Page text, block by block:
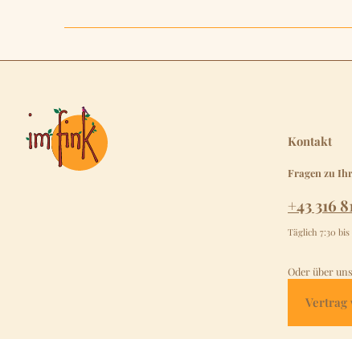
Kontakt
Fragen zu
+43 316
Täglich 7:30
Oder über